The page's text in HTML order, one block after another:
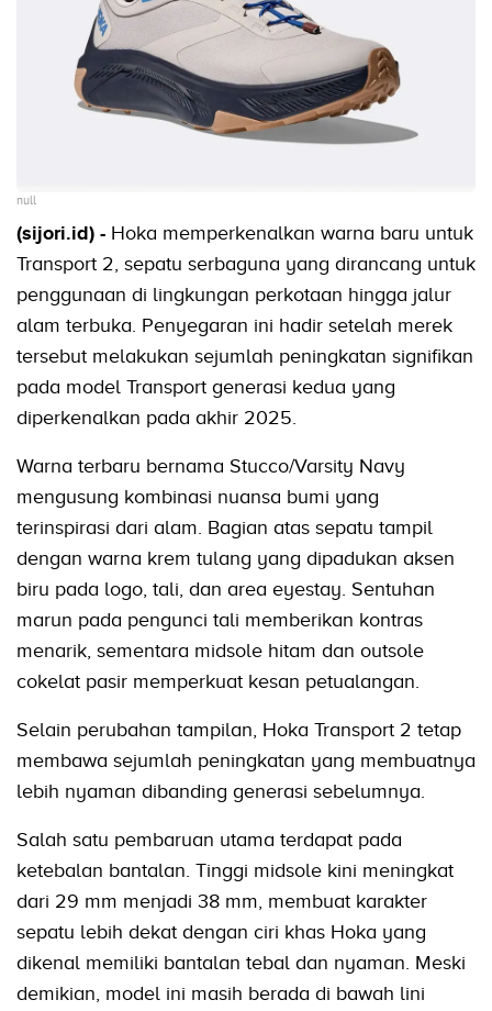
null
(sijori.id) - Hoka memperkenalkan warna baru untuk
Transport 2, sepatu serbaguna yang dirancang untuk
penggunaan di lingkungan perkotaan hingga jalur
alam terbuka. Penyegaran ini hadir setelah merek
tersebut melakukan sejumlah peningkatan signifikan
pada model Transport generasi kedua yang
diperkenalkan pada akhir 2025.
Warna terbaru bernama Stucco/Varsity Navy
mengusung kombinasi nuansa bumi yang
terinspirasi dari alam. Bagian atas sepatu tampil
dengan warna krem tulang yang dipadukan aksen
biru pada logo, tali, dan area eyestay. Sentuhan
marun pada pengunci tali memberikan kontras
menarik, sementara midsole hitam dan outsole
cokelat pasir memperkuat kesan petualangan.
Selain perubahan tampilan, Hoka Transport 2 tetap
membawa sejumlah peningkatan yang membuatnya
lebih nyaman dibanding generasi sebelumnya.
Salah satu pembaruan utama terdapat pada
ketebalan bantalan. Tinggi midsole kini meningkat
dari 29 mm menjadi 38 mm, membuat karakter
sepatu lebih dekat dengan ciri khas Hoka yang
dikenal memiliki bantalan tebal dan nyaman. Meski
demikian, model ini masih berada di bawah lini